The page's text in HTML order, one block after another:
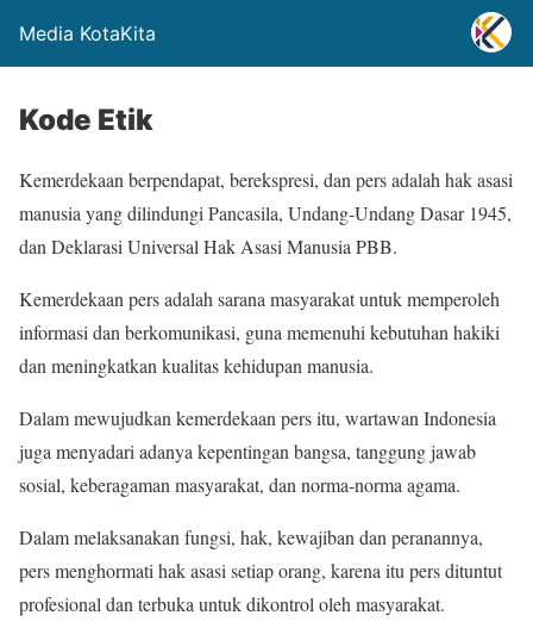
Media KotaKita
Kode Etik
Kemerdekaan berpendapat, berekspresi, dan pers adalah hak asasi
manusia yang dilindungi Pancasila, Undang-Undang Dasar 1945,
dan Deklarasi Universal Hak Asasi Manusia PBB.
Kemerdekaan pers adalah sarana masyarakat untuk memperoleh
informasi dan berkomunikasi, guna memenuhi kebutuhan hakiki
dan meningkatkan kualitas kehidupan manusia.
Dalam mewujudkan kemerdekaan pers itu, wartawan Indonesia
juga menyadari adanya kepentingan bangsa, tanggung jawab
sosial, keberagaman masyarakat, dan norma-norma agama.
Dalam melaksanakan fungsi, hak, kewajiban dan peranannya,
pers menghormati hak asasi setiap orang, karena itu pers dituntut
profesional dan terbuka untuk dikontrol oleh masyarakat.